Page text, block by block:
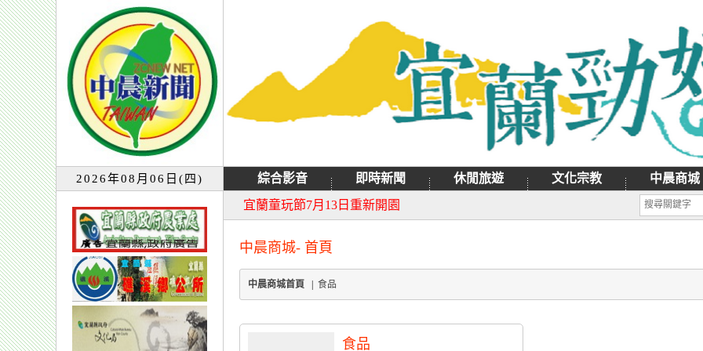
2026年08月06日(四) 綜合影音 即時新聞 休閒旅遊 文化宗教
中晨商城
宜蘭童玩節7月13日重新開園
大同音樂祭延期至8月9日禮拜天辦理
中晨商城- 首頁
中晨商城首頁 食品
食品